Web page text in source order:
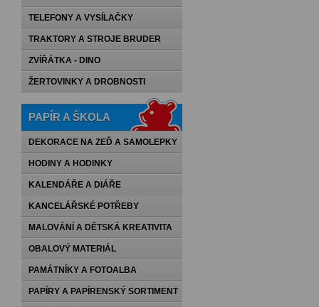
TELEFONY A VYSÍLAČKY
TRAKTORY A STROJE BRUDER
ZVÍŘÁTKA - DINO
ŽERTOVINKY A DROBNOSTI
PAPÍR A ŠKOLA
DEKORACE NA ZEĎ A SAMOLEPKY
HODINY A HODINKY
KALENDÁŘE A DIÁŘE
KANCELÁŘSKÉ POTŘEBY
MALOVÁNÍ A DĚTSKÁ KREATIVITA
OBALOVÝ MATERIÁL
PAMÁTNÍKY A FOTOALBA
PAPÍRY A PAPÍRENSKÝ SORTIMENT